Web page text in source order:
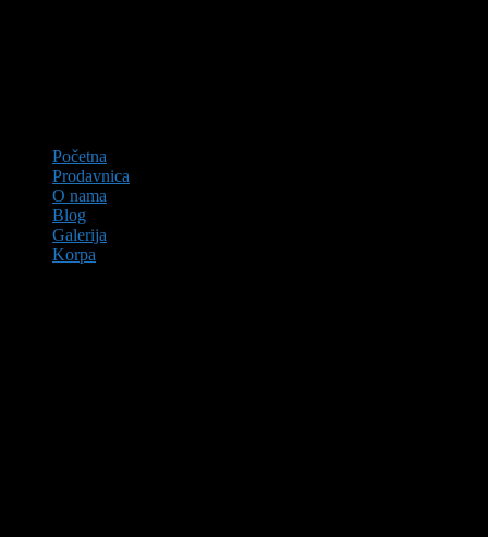
Početna
Prodavnica
O nama
Blog
Galerija
Korpa